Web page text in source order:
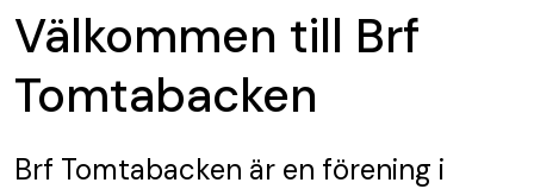
Välkommen till Brf
Tomtabacken
Brf Tomtabacken är en förening i